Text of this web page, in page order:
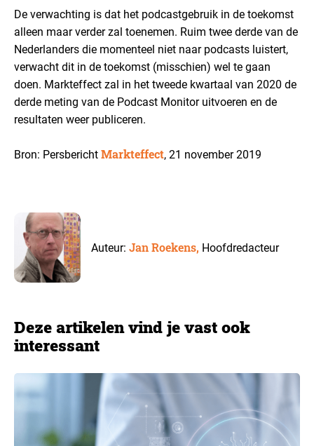
De verwachting is dat het podcastgebruik in de toekomst
alleen maar verder zal toenemen. Ruim twee derde van de
Nederlanders die momenteel niet naar podcasts luistert,
verwacht dit in de toekomst (misschien) wel te gaan
doen. Markteffect zal in het tweede kwartaal van 2020 de
derde meting van de Podcast Monitor uitvoeren en de
resultaten weer publiceren.
Bron: Persbericht Markteffect, 21 november 2019
Auteur:Jan Roekens, Hoofdredacteur
Deze artikelen vind je vast ook
interessant